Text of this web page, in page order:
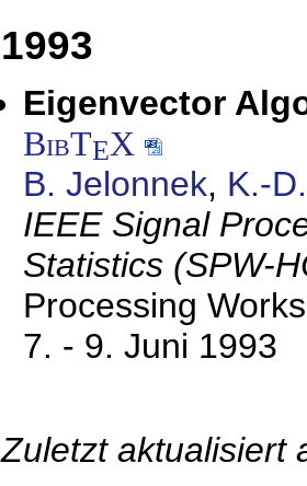
1993
Eigenvector
BibTEX
B. Jelonnek, K.-
IEEE Signal
Statistics (SPW-
Processing
7. - 9. Juni 1993
Zuletzt aktualisiert